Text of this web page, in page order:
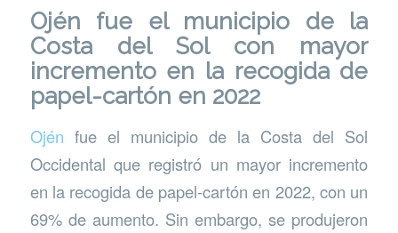
Ojén fue el municipio de la
Costa del Sol con mayor
incremento en la recogida de
papel-cartón en 2022
Ojén fue el municipio de la Costa del Sol
Occidental que registró un mayor incremento
en la recogida de papel-cartón en 2022, con un
69% de aumento. Sin embargo, se produjeron